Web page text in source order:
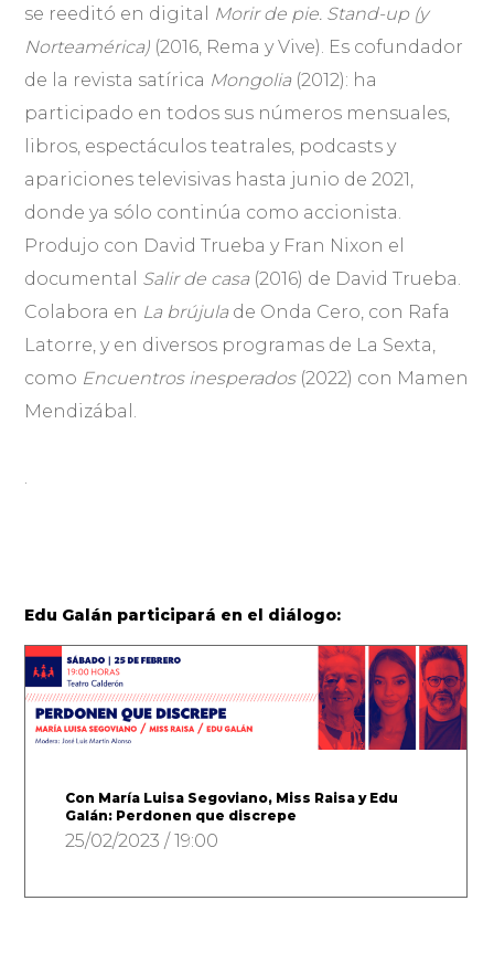
se reeditó en digital Morir de pie. Stand-up (y
Norteamérica) (2016, Rema y Vive). Es cofundador
de la revista satírica Mongolia(2012): ha
participado en todos sus números mensuales,
libros, espectáculos teatrales, podcasts y
apariciones televisivas hasta junio de 2021,
donde ya sólo continúa como accionista.
Produjo con David Trueba y Fran Nixon el
documental Salir de casa(2016) de David Trueba.
Colabora en La brújulade Onda Cero, con Rafa
Latorre, y en diversos programas de La Sexta,
como Encuentros inesperados(2022) con Mamen
Mendizábal.
.
Edu Galán participará en el diálogo:
Con María Luisa Segoviano, Miss Raisa y Edu
Galán: Perdonen que discrepe
25/02/2023 / 19:00